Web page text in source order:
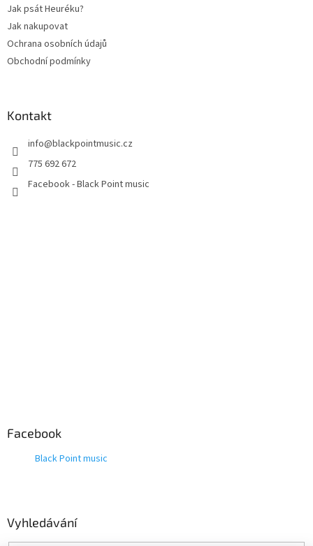
Jak psát Heuréku?
Jak nakupovat
Ochrana osobních údajů
Obchodní podmínky
Kontakt
info@blackpointmusic.cz
775 692 672
Facebook - Black Point music
Facebook
Black Point music
Vyhledávání